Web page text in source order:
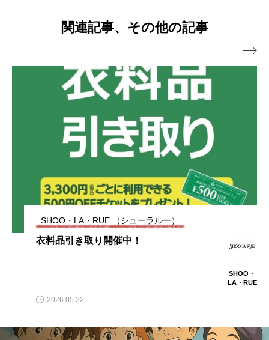
2026.03.17 おすすめ商品のご紹介♪
2026.01.23 セレモニーアイテム入荷しました!
2025.11.07 【本日スタート!】エコロモキャンペーン
【明日から！】エコロモキャンペーン開
催のお知らせ♪
2025.10.10 【10/13日まで!】アプリ会員様限定10%
オフクーポンキャンペーン！【当日登録
2025.09.20 【当日ダウンロードok】アプリ会員様限
関連記事、その他の記事
SHOO・LA・RUE （シューラルー）
衣料品引き取り開催中！
SHOO・
LA・RUE
2026.05.22
